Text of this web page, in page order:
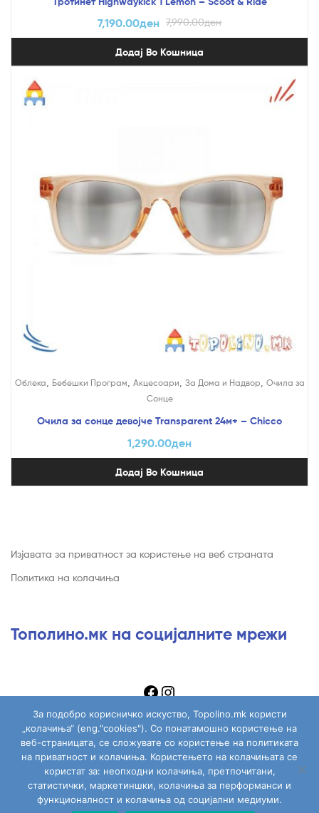
7,990.00ден
7,190.00ден
Додај Во Кошница
Облека, Бебешки Програм, Акцесоари, За Дома и Надвор, Очила за
Сонце
Очила за сонце девојче Transparent 24м+ – Chicco
1,290.00ден
Додај Во Кошница
Изјавата за приватност за користење на веб страната
Политика на колачиња
Тополино.мк на социјалните мрежи
Topolino.mk
За подобро корисничко искуство, Topolino.mk користи
„колачиња“ (eng."cookies"). Со понатамошно користење на
веб-страницата, се сложувате со користење на политиката
на приватност и колачиња. Користењето на колачињата се
користат за: неопходни колачиња, претпочитани,
статистички, маркетиншки, колачиња за перформанси и
функционалност и колачиња од социјални медиуми.